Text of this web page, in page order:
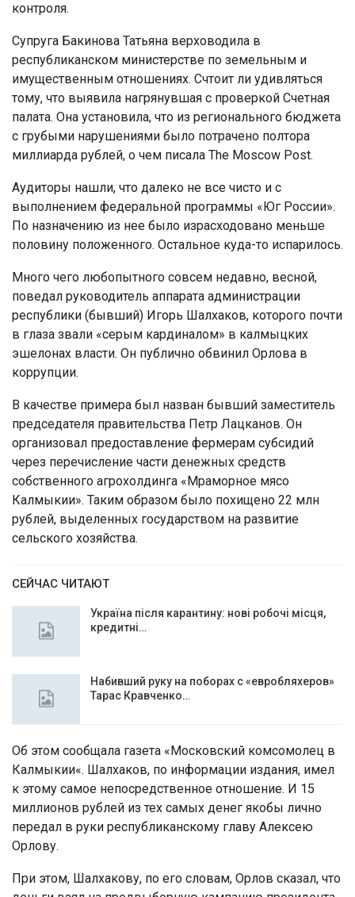
контроля.
Супруга Бакинова Татьяна верховодила в
республиканском министерстве по земельным и
имущественным отношениях. Счтоит ли удивляться
тому, что выявила нагрянувшая с проверкой Счетная
палата. Она установила, что из регионального бюджета
с грубыми нарушениями было потрачено полтора
миллиарда рублей, о чем писала The Moscow Post.
Аудиторы нашли, что далеко не все чисто и с
выполнением федеральной программы «Юг России».
По назначению из нее было израсходовано меньше
половину положенного. Остальное куда-то испарилось.
Много чего любопытного совсем недавно, весной,
поведал руководитель аппарата администрации
республики (бывший) Игорь Шалхаков, которого почти
в глаза звали «серым кардиналом» в калмыцких
эшелонах власти. Он публично обвинил Орлова в
коррупции.
В качестве примера был назван бывший заместитель
председателя правительства Петр Лацканов. Он
организовал предоставление фермерам субсидий
через перечисление части денежных средств
собственного агрохолдинга «Мраморное мясо
Калмыкии». Таким образом было похищено 22 млн
рублей, выделенных государством на развитие
сельского хозяйства.
СЕЙЧАС ЧИТАЮТ
Україна після карантину: нові робочі місця,
кредитні…
Набивший руку на поборах с «евробляхеров»
Тарас Кравченко…
Об этом сообщала газета «Московский комсомолец в
Калмыкии«. Шалхаков, по информации издания, имел
к этому самое непосредственное отношение. И 15
миллионов рублей из тех самых денег якобы лично
передал в руки республиканскому главу Алексею
Орлову.
При этом, Шалхакову, по его словам, Орлов сказал, что